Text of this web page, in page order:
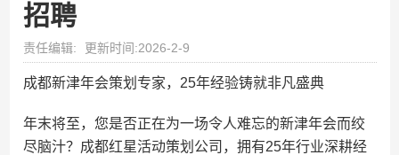
招聘
责任编辑: 更新时间:2026-2-9
成都新津年会策划专家，25年经验铸就非凡盛典
年末将至，您是否正在为一场令人难忘的新津年会而绞
尽脑汁？成都红星活动策划公司，拥有25年行业深耕经